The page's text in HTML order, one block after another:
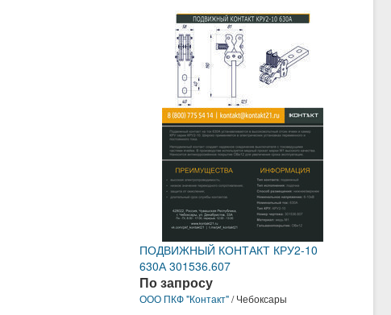
ПОДВИЖНЫЙ КОНТАКТ КРУ2-10
630А 301536.607
По запросу
ООО ПКФ "Контакт"/ Чебоксары